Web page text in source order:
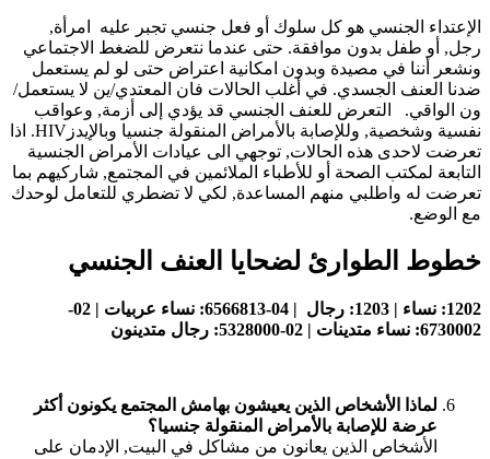
الإعتداء الجنسي هو كل سلوك أو فعل جنسي تجبر عليه امرأة,
رجل, أو طفل بدون موافقة. حتى عندما نتعرض للضغط الاجتماعي
ونشعر أننا في مصيدة وبدون امكانية اعتراض حتى لو لم يستعمل
ضدنا العنف الجسدي. في أغلب الحالات فان المعتدي/ين لا يستعمل/
ون الواقي. التعرض للعنف الجنسي قد يؤدي إلى أزمة, وعواقب
نفسية وشخصية, وللإصابة بالأمراض المنقولة جنسيا وبالإيدزHIV. اذا
تعرضت لاحدى هذه الحالات, توجهي الى عيادات الأمراض الجنسية
التابعة لمكتب الصحة أو للأطباء الملائمين في المجتمع, شاركيهم بما
تعرضت له واطلبي منهم المساعدة, لكي لا تضطري للتعامل لوحدك
مع الوضع.
خطوط الطوارئ لضحايا العنف الجنسي
1202: نساء | 1203: رجال | 04-6566813: نساء عربيات
| 02-
6730002: نساء متدينات | 02-5328000: رجال متدينون
لماذا الأشخاص الذين يعيشون بهامش المجتمع يكونون أكثر
عرضة للإصابة بالأمراض المنقولة جنسيا؟
الأشخاص الذين يعانون من مشاكل في البيت, الإدمان على